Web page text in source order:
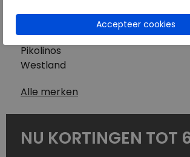
Mephisto
Pikolinos
Westland
Alle merken
NU KORTINGEN TOT